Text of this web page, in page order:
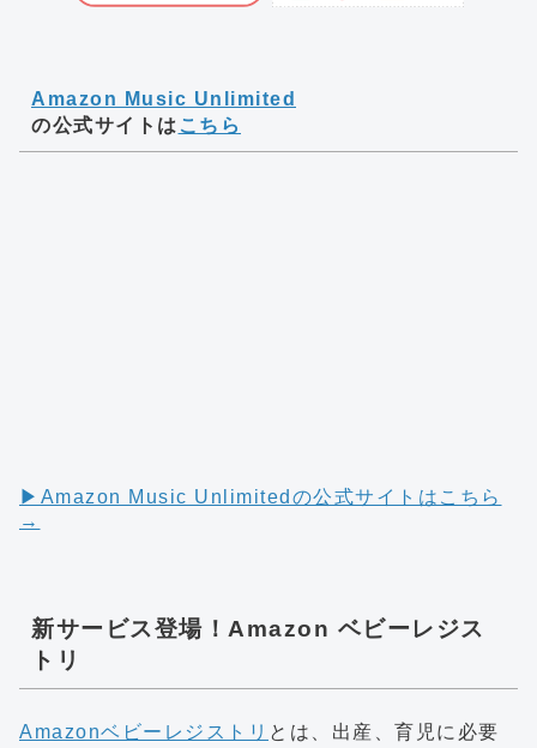
Amazon Music Unlimited
の公式サイトは こちら
▶︎Amazon Music Unlimitedの公式サイトはこちら
→
新サービス登場！Amazon ベビーレジス
トリ
Amazonベビーレジストリ とは、出産、育児に必要